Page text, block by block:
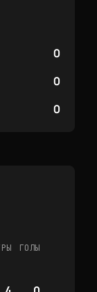
0
0
0
ГОЛЫ